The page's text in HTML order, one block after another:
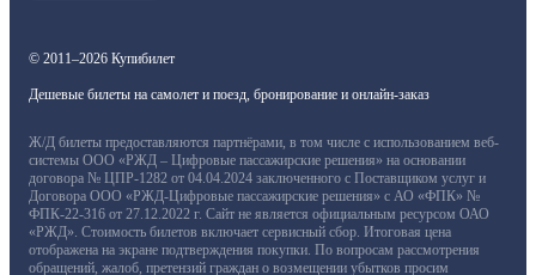
© 2011–2026 Купибилет
Дешевые билеты на самолет и поезд, бронирование и онлайн-заказ
Ж/Д билеты предоставляются партнёрами, в том числе с использованием веб-
системы ООО «РЖД – Цифровые пассажирские решения» на основании
договора № ЦПР-1282 от 04.04.2024 заключенного с Поставщиком услуг и
Договора ООО «РЖД-Цифровые пассажирские решения» с АО «ФПК» №
ФПК-22-316 от 27.12.2022 г. Сайт не является официальным ресурсом ОАО
«РЖД». Стоимость билетов включает сервисный сбор. Итоговая цена
отображена на экране подтверждения покупки. По вопросам рассмотрения
обращений, жалоб, претензий граждан о возмещении убытков просим